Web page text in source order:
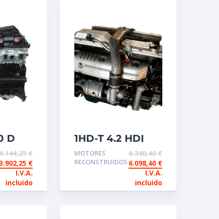
D
€
€
I.V.A.
incluido
1HD-T 4.2 HDI
Motor de
intercambio
reconstruido
MOTORES
RECONSTRUIDOS
6.340,40€
6.098,40 €
I.V.A.
incluido